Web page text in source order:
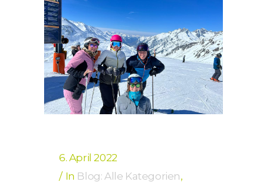
6. April 2022
In Blog: Alle Kategorien,